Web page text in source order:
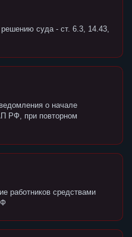
решению суда - ст. 6.3, 14.43,
о начале
РФ, при повторном
работников средствами